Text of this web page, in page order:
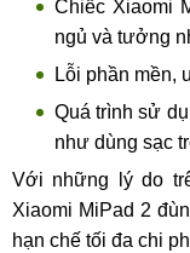
Chiếc Xiaomi
ngủ và tưởng
Lỗi phần mền,
Quá trình sử
như dùng sạc
Với những lý do
Xiaomi MiPad 2
hạn chế tối đa chi